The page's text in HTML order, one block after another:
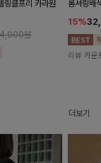
링클프리 카라원
원
롬셔링배
15%
리뷰 카운
더보기